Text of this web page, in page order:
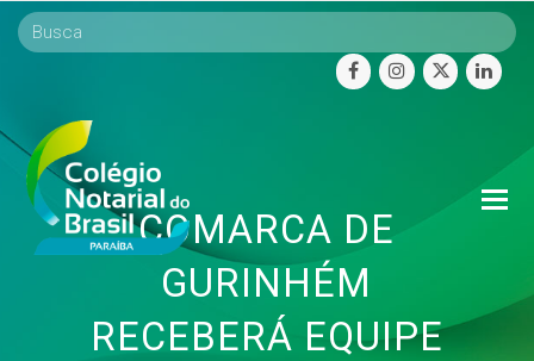
facebookinstagram
twitter
COMARCA DE
GURINHÉM
RECEBERÁ EQUIPE